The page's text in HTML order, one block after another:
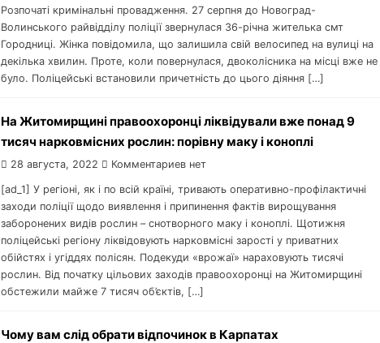
Розпочаті кримінальні провадження. 27 серпня до Новоград-
Волинського райвідділу поліції звернулася 36-річна жителька смт
Городниці. Жінка повідомила, що залишила свій велосипед на вулиці на
декілька хвилин. Проте, коли повернулася, двоколісника на місці вже не
було. Поліцейські встановили причетність до цього діяння […]
На Житомирщині правоохоронці ліквідували вже понад 9
тисяч нарковмісних рослин: порівну маку і коноплі
28 августа, 2022 Комментариев нет
[ad_1] У регіоні, як і по всій країні, тривають оперативно-профілактичні
заходи поліції щодо виявлення і припинення фактів вирощування
заборонених видів рослин – снотворного маку і коноплі. Щотижня
поліцейські регіону ліквідовують нарковмісні зарості у приватних
обійстях і угіддях полісян. Подекуди «врожаї» нараховують тисячі
рослин. Від початку цільових заходів правоохоронці на Житомирщині
обстежили майже 7 тисяч об’єктів, […]
Чому вам слід обрати відпочинок в Карпатах